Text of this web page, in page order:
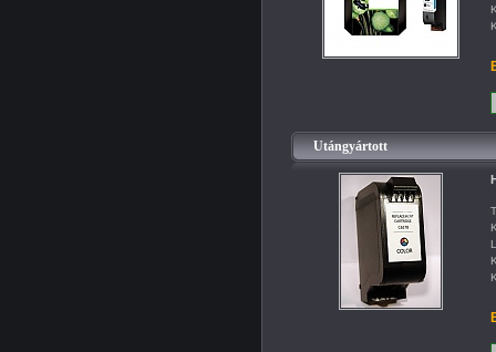
Utángyártott